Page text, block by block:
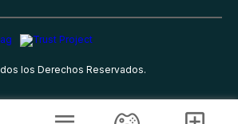
los Derechos Reservados.